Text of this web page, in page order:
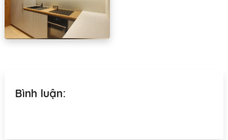
Bình luận: